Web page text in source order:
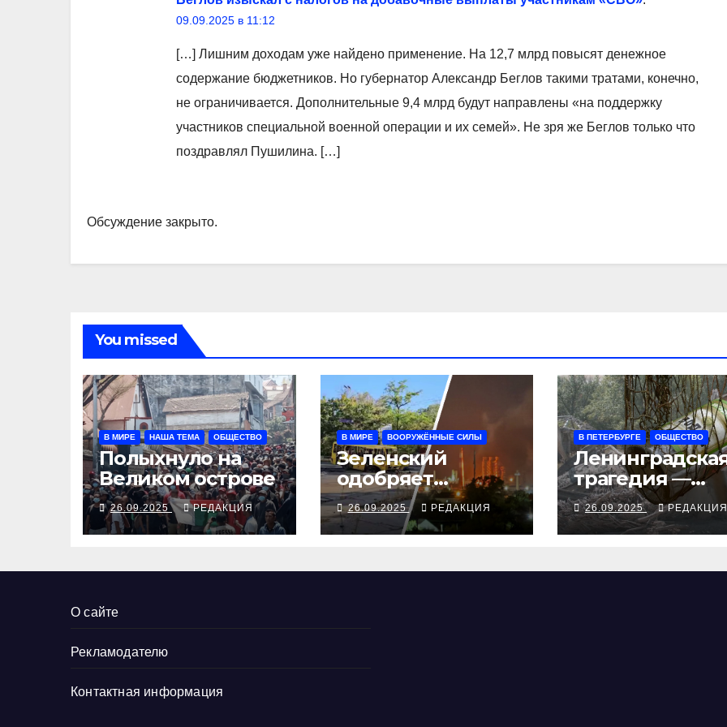
09.09.2025 в 11:12
[…] Лишним доходам уже найдено применение. На 12,7 млрд повысят денежное
содержание бюджетников. Но губернатор Александр Беглов такими тратами, конечно,
не ограничивается. Дополнительные 9,4 млрд будут направлены «на поддержку
участников специальной военной операции и их семей». Не зря же Беглов только что
поздравлял Пушилина. […]
Обсуждение закрыто.
You missed
В МИРЕ НАША ТЕМА ОБЩЕСТВО
Полыхнуло на
Великом острове
26.09.2025 РЕДАКЦИЯ
В МИРЕ ВООРУЖЁННЫЕ СИЛЫ
Зеленский
одобряет
выступления
Трампа, ВСУ
закрыли
26.09.2025 РЕДАКЦИЯ
В ПЕТЕРБУРГЕ ОБЩЕСТВО
трагедия —
серия смертей
алкосуррогата
26.09.2025 РЕДАКЦИЯ
О сайте
Рекламодателю
Контактная информация